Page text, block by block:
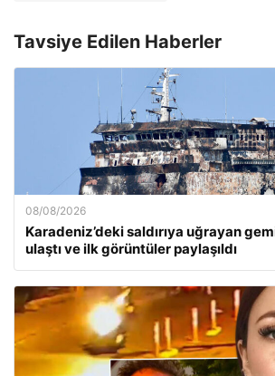
Tavsiye Edilen Haberler
08/08/2026
Karadeniz’deki saldırıya uğrayan
ulaştı ve ilk görüntüler paylaşıldı